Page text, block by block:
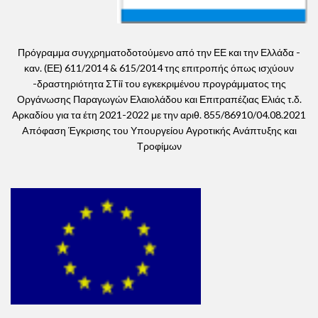
Πρόγραμμα συγχρηματοδοτούμενο από την ΕΕ και την Ελλάδα -
καν. (ΕΕ) 611/2014 & 615/2014 της επιτροπής όπως ισχύουν
-δραστηριότητα ΣΤii του εγκεκριμένου προγράμματος της
Οργάνωσης Παραγωγών Ελαιολάδου και Επιτραπέζιας Ελιάς τ.δ.
Αρκαδίου για τα έτη 2021-2022 με την αριθ. 855/86910/04.08.2021
Aπόφαση Έγκρισης του Υπουργείου Αγροτικής Ανάπτυξης και
Τροφίμων